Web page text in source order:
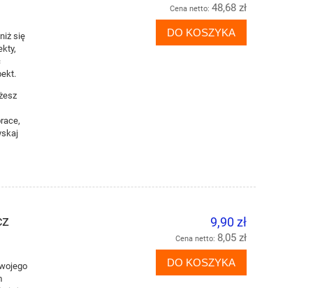
się
Cena netto: 48,68 zł
DO KOSZYKA
9,90 zł
Cena netto: 8,05 zł
DO KOSZYKA